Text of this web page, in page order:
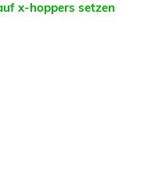
x-hoppers setzen